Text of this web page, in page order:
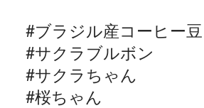
#ブラジル産コーヒー豆
#サクラブルボン
#サクラちゃん
#桜ちゃん